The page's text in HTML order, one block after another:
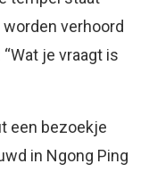
verhoord
je vraagt is
een bezoekje
in Ngong Ping